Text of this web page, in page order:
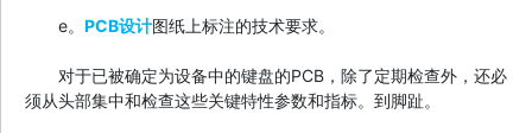
e。 PCB设计图纸上标注的技术要求。
对于已被确定为设备中的键盘的PCB，除了定期检查外，还必
须从头部集中和检查这些关键特性参数和指标。到脚趾。